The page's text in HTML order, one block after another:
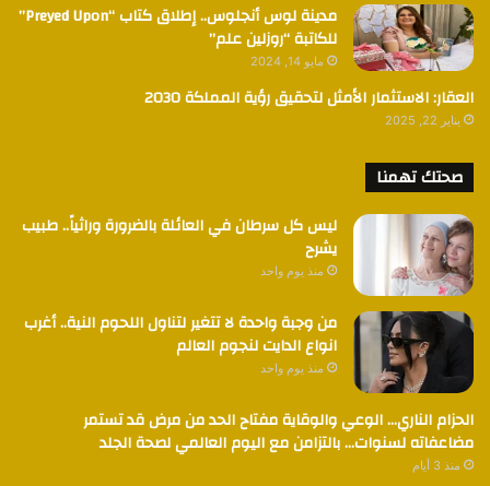
مدينة لوس أنجلوس.. إطلاق كتاب “Preyed Upon”
للكاتبة “روزلين علم”
مايو 14, 2024
العقار: الاستثمار الأمثل لتحقيق رؤية المملكة 2030
يناير 22, 2025
صحتك تهمنا
ليس كل سرطان في العائلة بالضرورة وراثياً.. طبيب
يشرح
منذ يوم واحد
من وجبة واحدة لا تتغير لتناول اللحوم النية.. أغرب
انواع الدايت لنجوم العالم
منذ يوم واحد
الحزام الناري… الوعي والوقاية مفتاح الحد من مرض قد تستمر
مضاعفاته لسنوات… بالتزامن مع اليوم العالمي لصحة الجلد
منذ 3 أيام